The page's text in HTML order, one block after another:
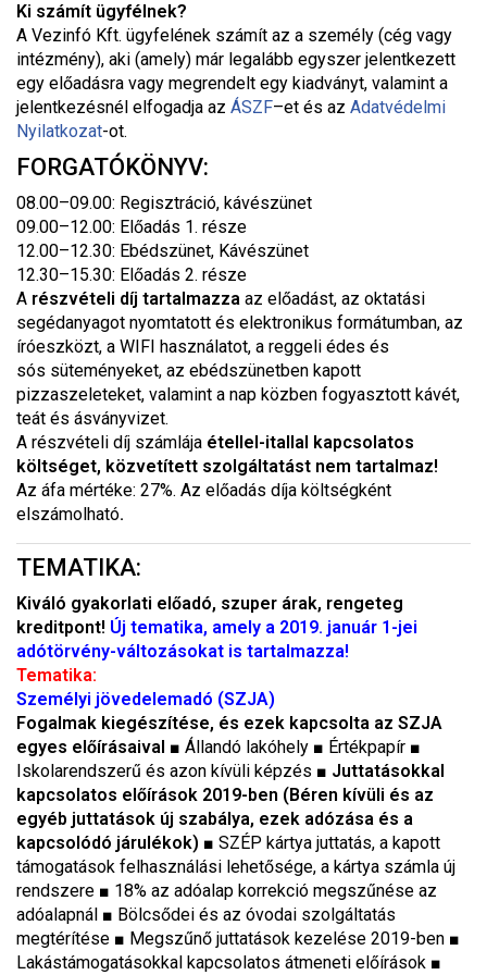
Ki számít ügyfélnek?
A Vezinfó Kft. ügyfelének számít az a személy (cég vagy
intézmény), aki (amely) már legalább egyszer jelentkezett
egy előadásra vagy megrendelt egy kiadványt, valamint a
jelentkezésnél elfogadja az ÁSZF–et és az Adatvédelmi
Nyilatkozat-ot.
FORGATÓKÖNYV:
08.00–09.00: Regisztráció, kávészünet
09.00–12.00: Előadás 1. része
12.00–12.30: Ebédszünet, Kávészünet
12.30–15.30: Előadás 2. része
A részvételi díj tartalmazza az előadást, az oktatási
segédanyagot nyomtatott és elektronikus formátumban, az
íróeszközt, a WIFI használatot, a reggeli édes és
sós süteményeket, az ebédszünetben kapott
pizzaszeleteket, valamint a nap közben fogyasztott kávét,
teát és ásványvizet.
A részvételi díj számlája étellel-itallal kapcsolatos
költséget, közvetített szolgáltatást nem tartalmaz!
Az áfa mértéke: 27%. Az előadás díja költségként
elszámolható.
TEMATIKA:
Kiváló gyakorlati előadó, szuper árak, rengeteg
kreditpont! Új tematika, amely a 2019. január 1-jei
adótörvény-változásokat is tartalmazza!
Tematika:
Személyi jövedelemadó (SZJA)
Fogalmak kiegészítése, és ezek kapcsolta az SZJA
egyes előírásaival ■ Állandó lakóhely ■ Értékpapír ■
Iskolarendszerű és azon kívüli képzés ■ Juttatásokkal
kapcsolatos előírások 2019-ben (Béren kívüli és az
egyéb juttatások új szabálya, ezek adózása és a
kapcsolódó járulékok) ■ SZÉP kártya juttatás, a kapott
támogatások felhasználási lehetősége, a kártya számla új
rendszere ■ 18% az adóalap korrekció megszűnése az
adóalapnál ■ Bölcsődei és az óvodai szolgáltatás
megtérítése ■ Megszűnő juttatások kezelése 2019-ben ■
Lakástámogatásokkal kapcsolatos átmeneti előírások ■